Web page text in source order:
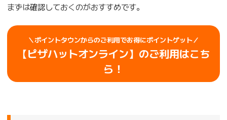
まずは確認しておくのがおすすめです。
＼ポイントタウンからのご利用でお得にポイントゲット／
【ピザハットオンライン】のご利用はこち
ら！